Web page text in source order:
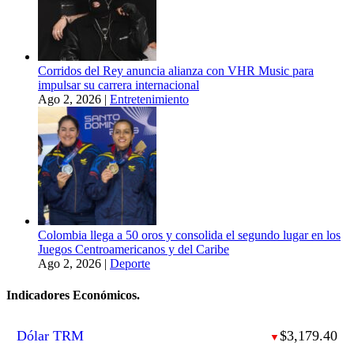
Corridos del Rey anuncia alianza con VHR Music para
impulsar su carrera internacional
Ago 2, 2026 | Entretenimiento
Colombia llega a 50 oros y consolida el segundo lugar en los
Juegos Centroamericanos y del Caribe
Ago 2, 2026 | Deporte
Indicadores Económicos.
Dólar TRM ▼ $3,179.40